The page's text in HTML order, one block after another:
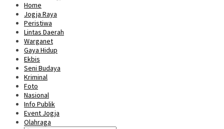
Home
Jogja Raya
Peristiwa
Lintas Daerah
Warganet
Gaya Hidup
Ekbis
Seni Budaya
Kriminal
Foto
Nasional
Info Publik
Event Jogja
Olahraga